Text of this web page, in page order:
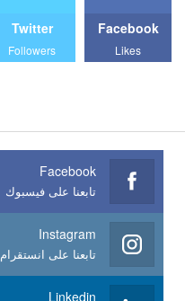
Facebook
Likes
Twitter
Followers
Facebook
تابعنا على فيسبوك
Instagram
تابعنا على انستقرام
Linkedin